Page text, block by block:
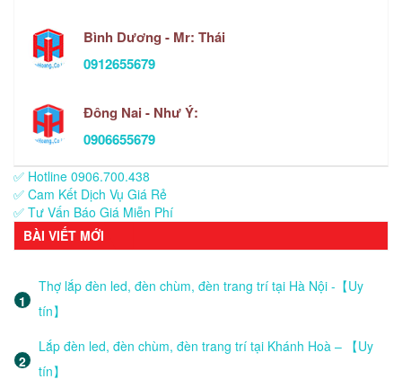
Bình Dương - Mr: Thái
0912655679
Đông Nai - Như Ý:
0906655679
✅ Hotline 0906.700.438
✅ Cam Kết Dịch Vụ Giá Rẻ
✅ Tư Vấn Báo Giá Miễn Phí
BÀI VIẾT MỚI
Thợ lắp đèn led, đèn chùm, đèn trang trí tại Hà Nội -【Uy
tín】
Lắp đèn led, đèn chùm, đèn trang trí tại Khánh Hoà – 【Uy
tín】